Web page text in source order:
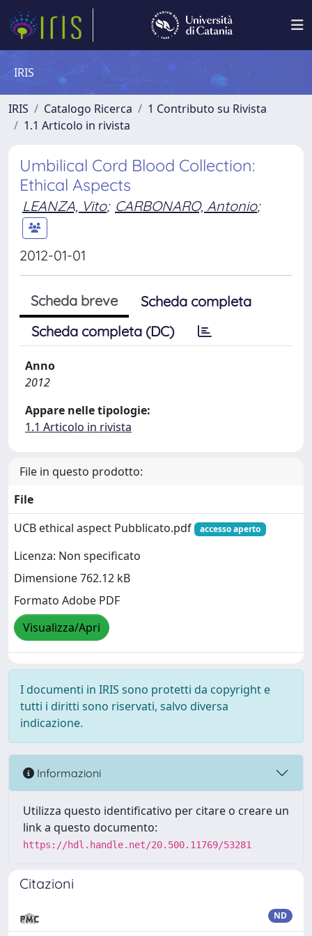
IRIS
IRIS Catalogo Ricerca
1 Contributo su Rivista
1.1 Articolo in rivista
Umbilical Cord Blood Collection:
Ethical Aspects
LEANZA, Vito; CARBONARO, Antonio;
2012-01-01
Scheda breve
Scheda completa
Scheda completa (DC)
Anno
2012
Appare nelle tipologie:
1.1 Articolo in rivista
File in questo prodotto:
File
UCB ethical aspect Pubblicato.pdf
accesso aperto
Licenza: Non specificato
Dimensione 762.12 kB
Formato Adobe PDF
Visualizza/Apri
I documenti in IRIS sono protetti da copyright e
tutti i diritti sono riservati, salvo diversa
indicazione.
Informazioni
Utilizza questo identificativo per citare o creare un
link a questo documento:
https://hdl.handle.net/20.500.11769/53281
Citazioni
ND